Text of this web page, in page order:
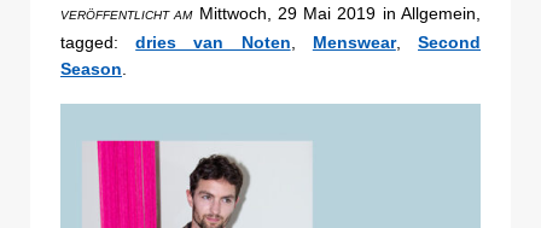
VERÖFFENTLICHT AMMittwoch, 29 Mai 2019 in Allgemein,
tagged:dries van Noten, Menswear,Second
Season.